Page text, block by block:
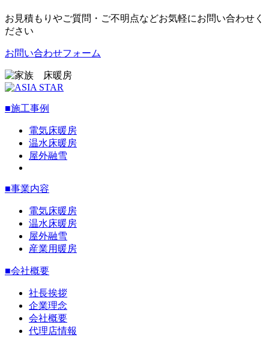
お見積もりやご質問・ご不明点などお気軽にお問い合わせく
ださい
お問い合わせフォーム
■施工事例
電気床暖房
温水床暖房
屋外融雪
■事業内容
電気床暖房
温水床暖房
屋外融雪
産業用暖房
■会社概要
社長挨拶
企業理念
会社概要
代理店情報